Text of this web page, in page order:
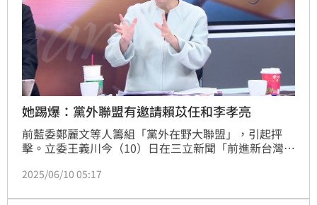
她踢爆：黨外聯盟有邀請賴苡任和李孝亮
前藍委鄭麗文等人籌組「黨外在野大聯盟」，引起抨
擊。立委王義川今（10）日在三立新聞「前進新台灣」
共」；資深媒體人邱明玉則踢爆，她接獲消息稱「黨外
2025/06/10 05:17